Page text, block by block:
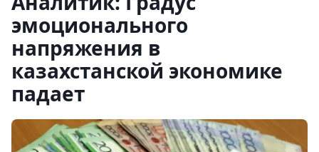
эмоционального
напряжения в
казахстанской экономике
падает